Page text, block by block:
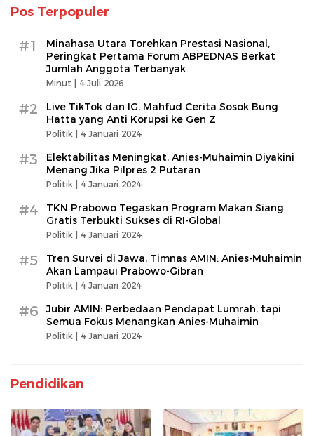
Pos Terpopuler
#1
Minahasa Utara Torehkan Prestasi Nasional,
Peringkat Pertama Forum ABPEDNAS Berkat
Jumlah Anggota Terbanyak
Minut | 4 Juli 2026
#2
Live TikTok dan IG, Mahfud Cerita Sosok Bung
Hatta yang Anti Korupsi ke Gen Z
Politik | 4 Januari 2024
#3
Elektabilitas Meningkat, Anies-Muhaimin Diyakini
Menang Jika Pilpres 2 Putaran
Politik | 4 Januari 2024
#4
TKN Prabowo Tegaskan Program Makan Siang
Gratis Terbukti Sukses di RI-Global
Politik | 4 Januari 2024
#5
Tren Survei di Jawa, Timnas AMIN: Anies-Muhaimin
Akan Lampaui Prabowo-Gibran
Politik | 4 Januari 2024
#6
Jubir AMIN: Perbedaan Pendapat Lumrah, tapi
Semua Fokus Menangkan Anies-Muhaimin
Politik | 4 Januari 2024
Pendidikan